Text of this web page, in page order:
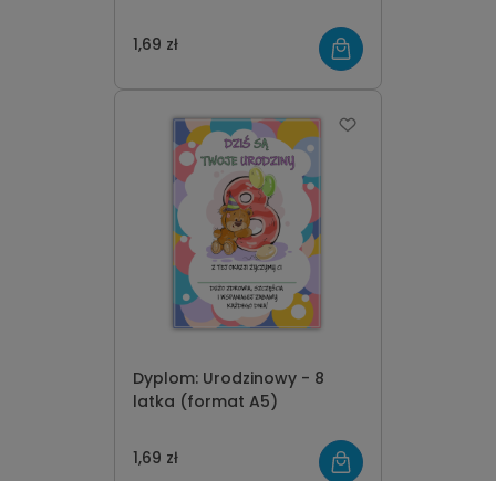
1,69 zł
Dyplom: Urodzinowy - 8
latka (format A5)
1,69 zł